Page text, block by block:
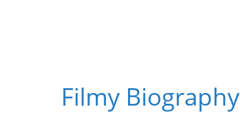
Filmy Biography